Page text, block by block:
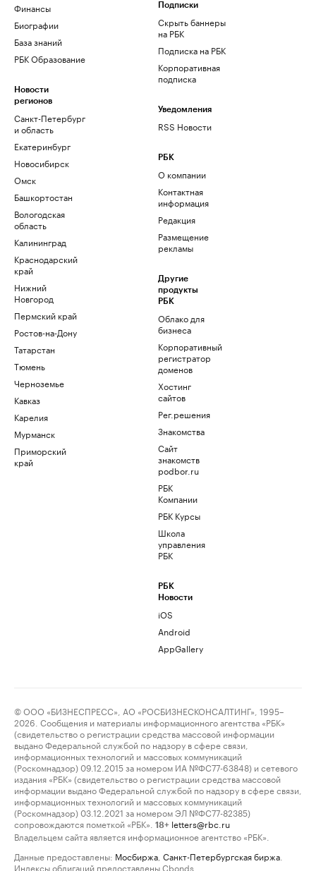
Финансы
Биографии
База знаний
РБК Образование
Новости
регионов
Санкт-Петербург
и область
Екатеринбург
Новосибирск
Омск
Башкортостан
Вологодская
область
Калининград
Краснодарский
край
Нижний
Новгород
Пермский край
Ростов-на-Дону
Татарстан
Тюмень
Черноземье
Кавказ
Карелия
Мурманск
Приморский
край
Подписки
Скрыть баннеры
на РБК
Подписка на РБК
Корпоративная
подписка
Уведомления
RSS Новости
РБК
О компании
Контактная
информация
Редакция
Размещение
рекламы
Другие
продукты
РБК
Облако для
бизнеса
Корпоративный
регистратор
доменов
Хостинг
сайтов
Рег.решения
Знакомства
Сайт
знакомств
podbor.ru
РБК
Компании
РБК Курсы
Школа
управления
РБК
РБК
Новости
iOS
Android
AppGallery
© ООО «БИЗНЕСПРЕСС», АО «РОСБИЗНЕСКОНСАЛТИНГ», 1995–
2026. Сообщения и материалы информационного агентства «РБК»
(свидетельство о регистрации средства массовой информации
выдано Федеральной службой по надзору в сфере связи,
информационных технологий и массовых коммуникаций
(Роскомнадзор) 09.12.2015 за номером ИА №ФС77-63848) и сетевого
издания «РБК» (свидетельство о регистрации средства массовой
информации выдано Федеральной службой по надзору в сфере связи,
информационных технологий и массовых коммуникаций
(Роскомнадзор) 03.12.2021 за номером ЭЛ №ФС77-82385)
сопровождаются пометкой «РБК».
18+ letters@rbc.ru
Владельцем сайта является информационное агентство «РБК».
Данные предоставлены: Мосбиржа Санкт-Петербургская биржа
Индексы облигаций предоставлены Cbonds.